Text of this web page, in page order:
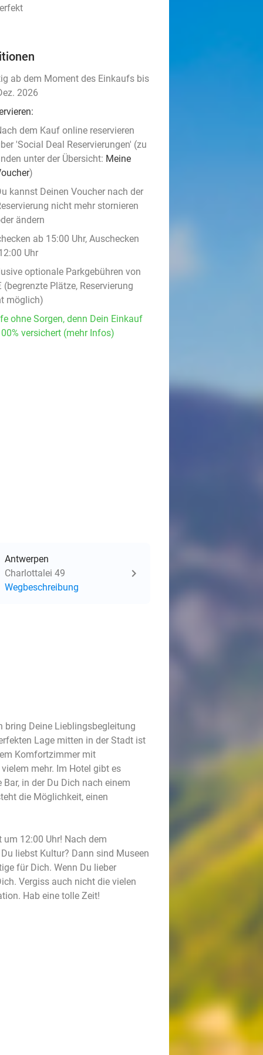
ab dem Moment des Einkaufs bis
2026
dem Kauf online reservieren
'Social Deal Reservierungen' (zu
unter der Übersicht: Meine
)
kannst Deinen Voucher nach der
nicht mehr stornieren
ändern
ab 15:00 Uhr, Auschecken
Uhr
optionale Parkgebühren von
(begrenzte Plätze, Reservierung
möglich)
ohne Sorgen, denn Dein Einkauf
versichert (mehr Infos)
Antwerpen
Charlottalei 49
Wegbeschreibung
bring Deine Lieblingsbegleitung
Lage mitten in der Stadt ist
Komfortzimmer mit
mehr. Im Hotel gibt es
in der Du Dich nach einem
die Möglichkeit, einen
12:00 Uhr! Nach dem
liebst Kultur? Dann sind Museen
für Dich. Wenn Du lieber
Vergiss auch nicht die vielen
Hab eine tolle Zeit!